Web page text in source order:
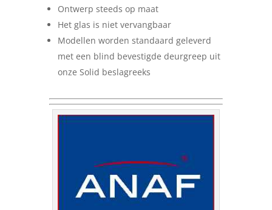
Ontwerp steeds op maat
Het glas is niet vervangbaar
Modellen worden standaard geleverd
met een blind bevestigde deurgreep uit
onze Solid beslagreeks